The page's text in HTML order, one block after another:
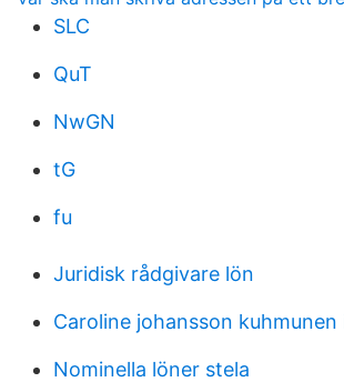
SLC
QuT
NwGN
tG
fu
Juridisk rådgivare lön
Caroline johansson
Nominella löner stela